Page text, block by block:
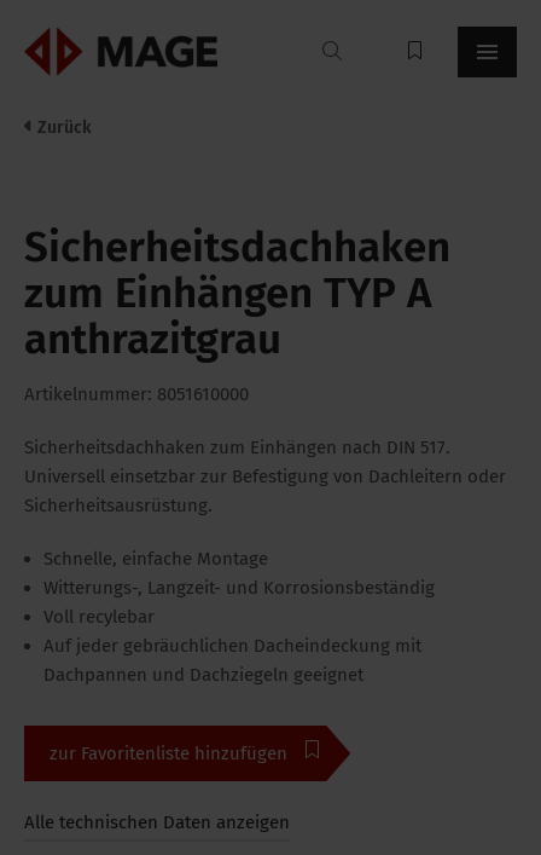
Mageroof
Zurück
Sicherheitsdachhaken
zum Einhängen TYP A
anthrazitgrau
Artikelnummer: 8051610000
Sicherheitsdachhaken zum Einhängen nach DIN 517.
Universell einsetzbar zur Befestigung von Dachleitern oder
Sicherheitsausrüstung.
Schnelle, einfache Montage
Witterungs-, Langzeit- und Korrosionsbeständig
Voll recylebar
Auf jeder gebräuchlichen Dacheindeckung mit
Dachpannen und Dachziegeln geeignet
zur Favoritenliste hinzufügen
Alle technischen Daten anzeigen